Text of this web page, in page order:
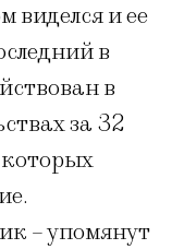
и ее
в
в
за 32
которых
– упомянут